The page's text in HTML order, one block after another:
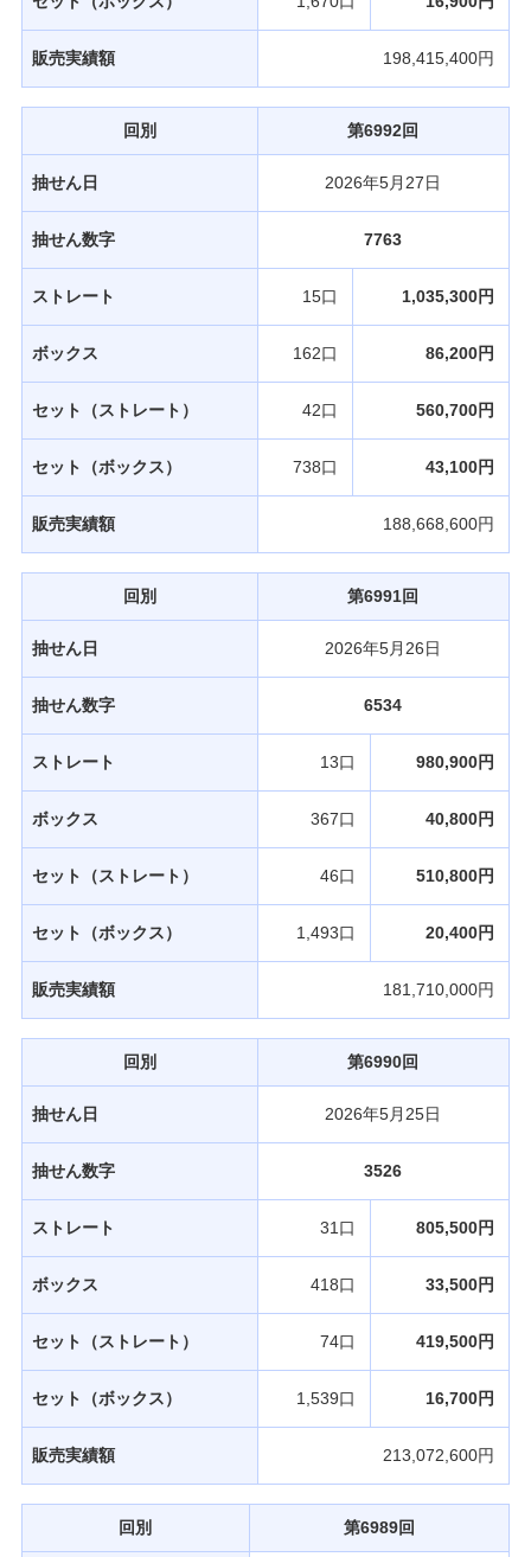
販売実績額 198,415,400円
回別 第6992回
抽せん日 2026年5月27日
抽せん数字 7763
ストレート 15口 1,035,300円
ボックス 162口 86,200円
セット（ストレート） 42口 560,700円
セット（ボックス） 738口 43,100円
販売実績額 188,668,600円
回別 第6991回
抽せん日 2026年5月26日
抽せん数字 6534
ストレート 13口 980,900円
ボックス 367口 40,800円
セット（ストレート） 46口 510,800円
セット（ボックス） 1,493口 20,400円
販売実績額 181,710,000円
回別 第6990回
抽せん日 2026年5月25日
抽せん数字 3526
ストレート 31口 805,500円
ボックス 418口 33,500円
セット（ストレート） 74口 419,500円
セット（ボックス） 1,539口 16,700円
販売実績額 213,072,600円
回別 第6989回